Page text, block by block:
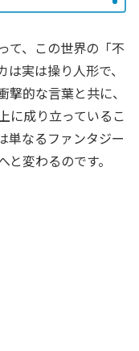
て、この世界の「不
実は操り人形で、
撃的な言葉と共に、
に成り立っているこ
単なるファンタジー
変わるのです。